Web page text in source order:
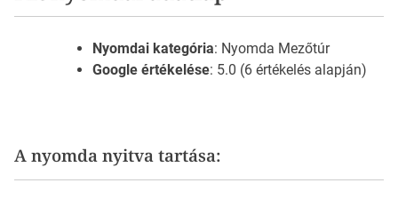
Nyomdai kategória: Nyomda Mezőtúr
Google értékelése: 5.0 (6 értékelés alapján)
A nyomda nyitva tartása: